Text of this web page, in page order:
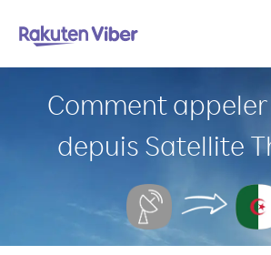
Comment
depuis Satellite